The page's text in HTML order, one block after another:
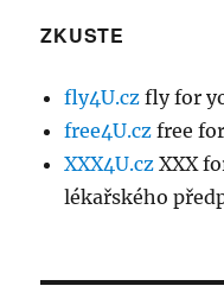
ZKUSTE
fly4U.cz fly for
free4U.cz free
XXX4U.cz XXX
lékařského